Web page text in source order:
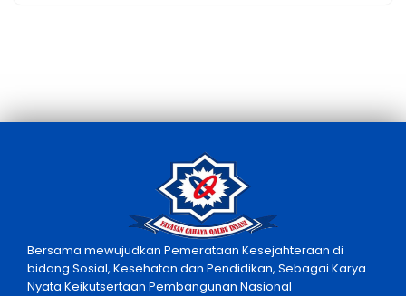
Bersama mewujudkan Pemerataan Kesejahteraan di
bidang Sosial, Kesehatan dan Pendidikan, Sebagai Karya
Nyata Keikutsertaan Pembangunan Nasional